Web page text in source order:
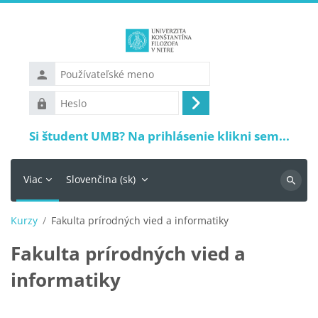
Používateľské
meno
Heslo
Prihlásiť
sa
Si študent UMB? Na prihlásenie klikni sem...
Viac Slovenčina ‎(sk)‎
Kurzy Fakulta prírodných vied a informatiky
Fakulta prírodných vied a
informatiky